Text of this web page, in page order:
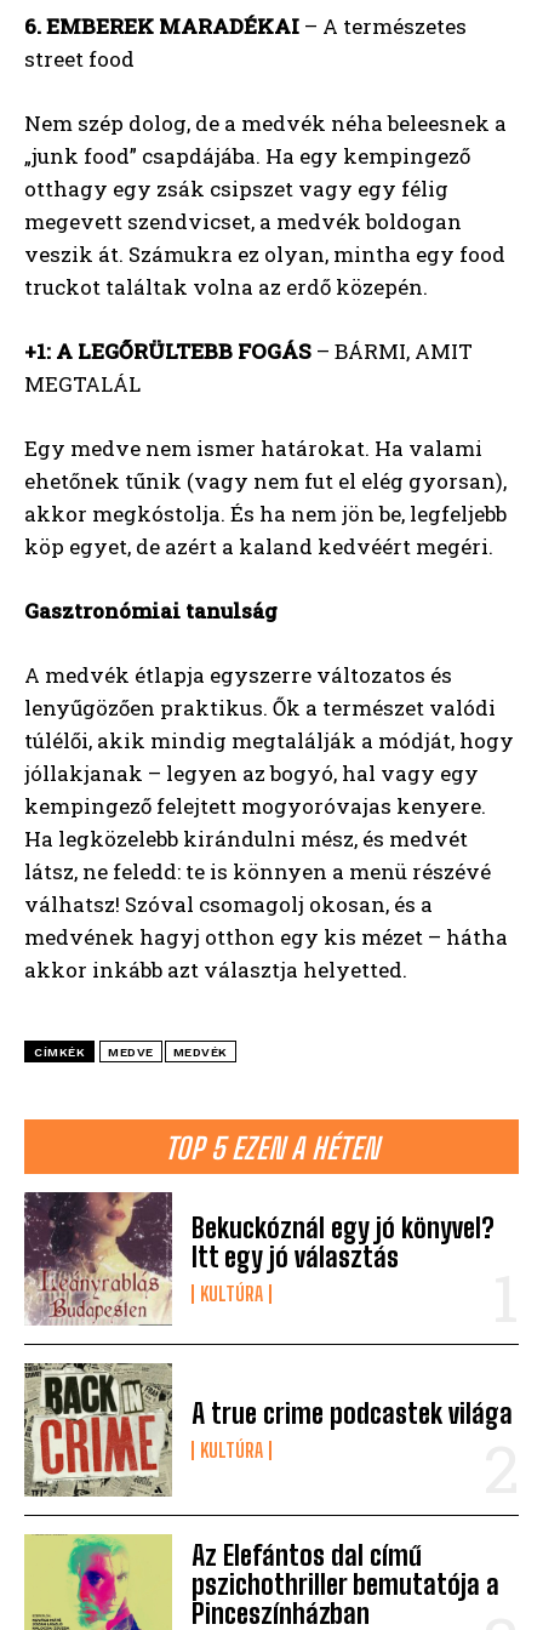
TOP 5 EZEN A HÉTEN
Bekuckóznál egy jó könyvel?
Itt egy jó választás
KULTÚRA
A true crime podcastek világa
KULTÚRA
Az Elefántos dal című
pszichothriller bemutatója a
Pinceszínházban
6. EMBEREK MARADÉKAI – A természetes
street food
Nem szép dolog, de a medvék néha beleesnek a
„junk food” csapdájába. Ha egy kempingező
otthagy egy zsák csipszet vagy egy félig
megevett szendvicset, a medvék boldogan
veszik át. Számukra ez olyan, mintha egy food
truckot találtak volna az erdő közepén.
+1: A LEGŐRÜLTEBB FOGÁS – BÁRMI, AMIT
MEGTALÁL
Egy medve nem ismer határokat. Ha valami
ehetőnek tűnik (vagy nem fut el elég gyorsan),
akkor megkóstolja. És ha nem jön be, legfeljebb
köp egyet, de azért a kaland kedvéért megéri.
Gasztronómiai tanulság
A medvék étlapja egyszerre változatos és
lenyűgözően praktikus. Ők a természet valódi
túlélői, akik mindig megtalálják a módját, hogy
jóllakjanak – legyen az bogyó, hal vagy egy
kempingező felejtett mogyoróvajas kenyere.
Ha legközelebb kirándulni mész, és medvét
látsz, ne feledd: te is könnyen a menü részévé
válhatsz! Szóval csomagolj okosan, és a
medvének hagyj otthon egy kis mézet – hátha
akkor inkább azt választja helyetted.
CÍMKÉK MEDVE MEDVÉK